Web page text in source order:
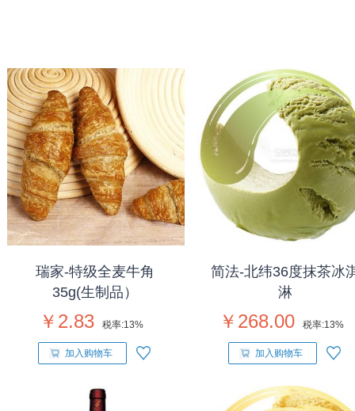
瑞家-特级全麦牛角
35g(生制品）
￥2.83 税率:13%
加入购物车
简法-北纬36度抹茶冰
淋
￥268.00 税率:13%
加入购物车